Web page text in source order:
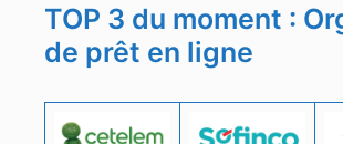
TOP 3 du moment :
de prêt en ligne